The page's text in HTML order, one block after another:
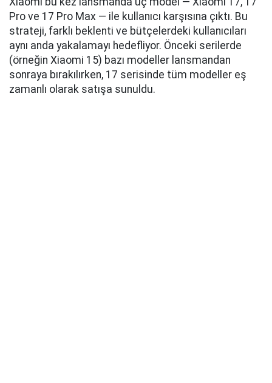
Pro ve 17 Pro Max — ile kullanıcı karşısına çıktı. Bu
strateji, farklı beklenti ve bütçelerdeki kullanıcıları
aynı anda yakalamayı hedefliyor. Önceki serilerde
(örneğin Xiaomi 15) bazı modeller lansmandan
sonraya bırakılırken, 17 serisinde tüm modeller eş
zamanlı olarak satışa sunuldu.